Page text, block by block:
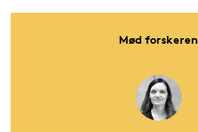
Mød forskeren